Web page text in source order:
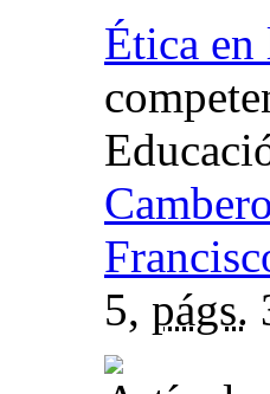
Ética en
Cambero
5, págs.